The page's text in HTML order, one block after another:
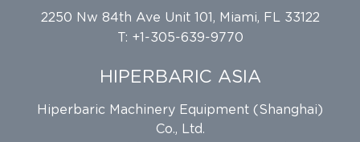
2250 Nw 84th Ave Unit 101, Miami, FL 33122
T: +1-305-639-9770
HIPERBARIC ASIA
Hiperbaric Machinery Equipment (Shanghai)
Co., Ltd.